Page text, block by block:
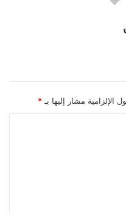
الإلزامية مشار إليها بـ *